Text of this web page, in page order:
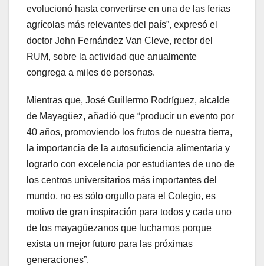
evolucionó hasta convertirse en una de las ferias
agrícolas más relevantes del país”, expresó el
doctor John Fernández Van Cleve, rector del
RUM, sobre la actividad que anualmente
congrega a miles de personas.
Mientras que, José Guillermo Rodríguez, alcalde
de Mayagüez, añadió que “producir un evento por
40 años, promoviendo los frutos de nuestra tierra,
la importancia de la autosuficiencia alimentaria y
lograrlo con excelencia por estudiantes de uno de
los centros universitarios más importantes del
mundo, no es sólo orgullo para el Colegio, es
motivo de gran inspiración para todos y cada uno
de los mayagüezanos que luchamos porque
exista un mejor futuro para las próximas
generaciones”.